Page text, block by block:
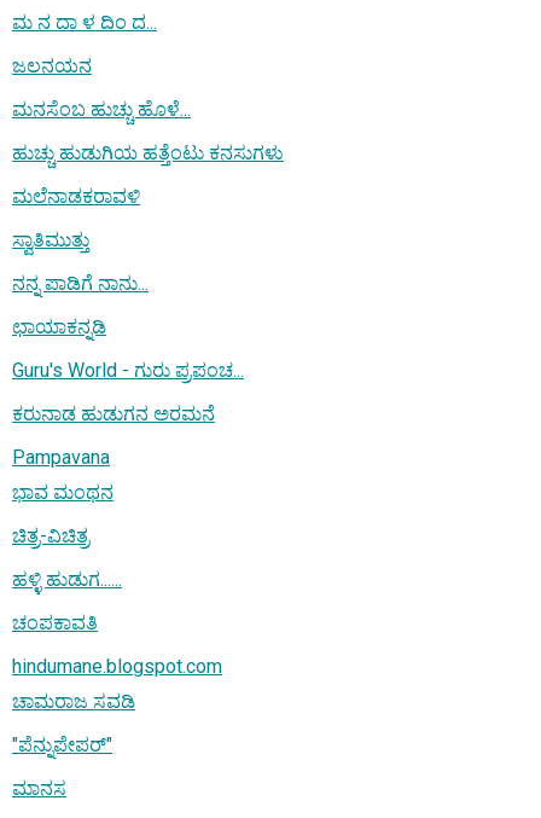
ಮ ನ ದಾ ಳ ದಿಂ ದ...
ಜಲನಯನ
ಮನಸೆಂಬ ಹುಚ್ಚು ಹೊಳೆ...
ಹುಚ್ಚು ಹುಡುಗಿಯ ಹತ್ತೆಂಟು ಕನಸುಗಳು
ಮಲೆನಾಡಕರಾವಳಿ
ಸ್ವಾತಿಮುತ್ತು
ನನ್ನ ಪಾಡಿಗೆ ನಾನು...
ಛಾಯಾಕನ್ನಡಿ
Guru's World - ಗುರು ಪ್ರಪಂಚ...
ಕರುನಾಡ ಹುಡುಗನ ಅರಮನೆ
Pampavana
ಭಾವ ಮಂಥನ
ಚಿತ್ರ-ವಿಚಿತ್ರ
ಹಳ್ಳಿ ಹುಡುಗ......
ಚಂಪಕಾವತಿ
hindumane.blogspot.com
ಚಾಮರಾಜ ಸವಡಿ
"ಪೆನ್ನುಪೇಪರ್"
ಮಾನಸ